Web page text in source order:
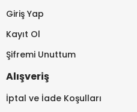
Giriş Yap
Kayıt Ol
Şifremi Unuttum
Alışveriş
İptal ve İade Koşulları